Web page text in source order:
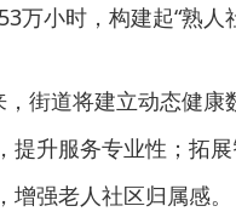
万小时，构建起“熟人
，街道将建立动态健康
提升服务专业性；拓
增强老人社区归属感。